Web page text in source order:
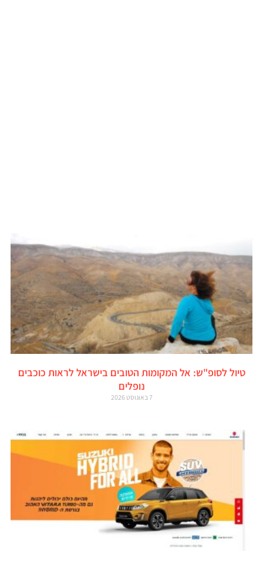
טיול לסופ"ש: אל המקומות הטובים בישראל לראות כוכבים
נופלים
7 באוגוסט 2026